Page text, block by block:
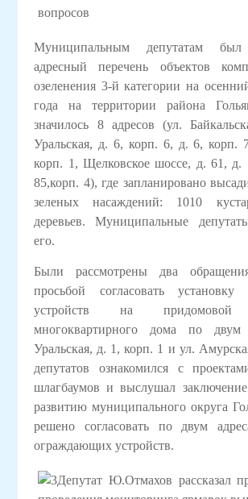
Муниципальным депутатам был
адресный перечень объектов
озеленения 3-й категории на
года на территории района
значилось 8 адресов (ул.
Уральская, д. 6, корп. 6, д. 6, корп.
корп. 1, Щелковское шоссе, д. 61, д.
85,корп. 4), где запланировано
зеленых насаждений: 1010
деревьев. Муниципальные
его.
Были рассмотрены два
просьбой согласовать установку
устройств на придомовой
многоквартирного дома по двум
Уральская, д. 1, корп. 1 и ул.
депутатов ознакомился с
шлагбаумов и выслушал
развитию муниципального округа
решено согласовать по двум
ограждающих устройств.